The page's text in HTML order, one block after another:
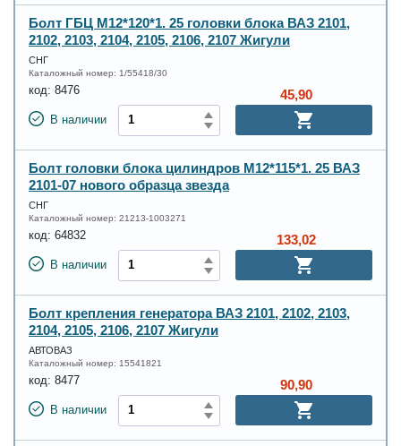
Болт ГБЦ М12*120*1. 25 головки блока ВАЗ 2101,
2102, 2103, 2104, 2105, 2106, 2107 Жигули
СНГ
Каталожный номер: 1/55418/30
код: 8476
В наличии
45,90
Болт головки блока цилиндров М12*115*1. 25 ВАЗ
2101-07 нового образца звезда
СНГ
Каталожный номер: 21213-1003271
код: 64832
В наличии
133,02
Болт крепления генератора ВАЗ 2101, 2102, 2103,
2104, 2105, 2106, 2107 Жигули
АВТОВАЗ
Каталожный номер: 15541821
код: 8477
В наличии
90,90